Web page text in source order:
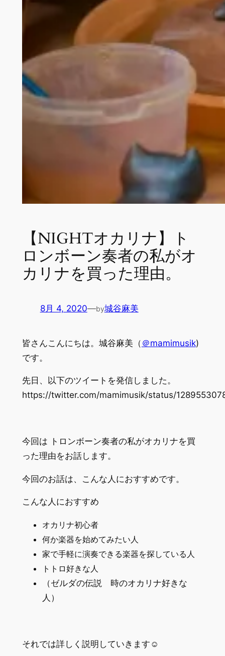
【NIGHTオカリナ】ト
ロンボーン奏者の私がオ
カリナを買った理由。
8月 4, 2020—by城谷麻美
皆さんこんにちは。城谷麻美（ ＠mamimusik)
です。
先日、以下のツイートを発信しました。
https://twitter.com/mamimusik/status/
今回は トロンボーン奏者の私がオカリナを買
った理由をお話します。
今回のお話は、こんな人におすすめです。
こんな人におすすめ
オカリナ初心者
何か楽器を始めてみたい人
家で手軽に演奏できる楽器を探している人
トトロ好きな人
（ゼルダの伝説 時のオカリナ好きな
人）
それでは詳しく説明していきます☺